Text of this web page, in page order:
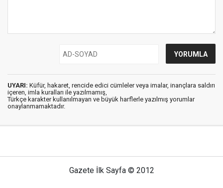
UYARI: Küfür, hakaret, rencide edici cümleler veya imalar, inançlara saldırı
içeren, imla kuralları ile yazılmamış,
Türkçe karakter kullanılmayan ve büyük harflerle yazılmış yorumlar
onaylanmamaktadır.
Gazete İlk Sayfa © 2012